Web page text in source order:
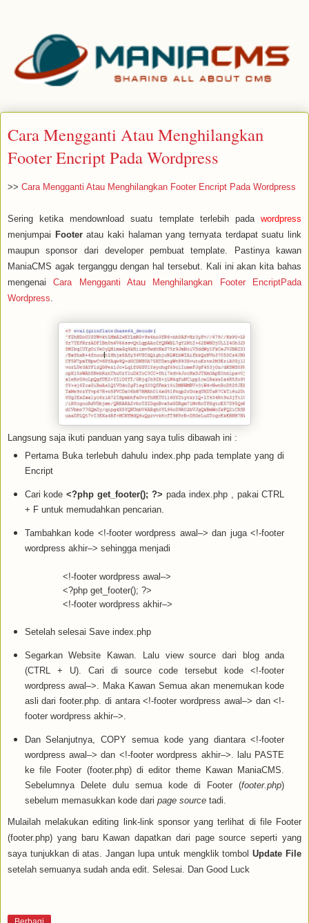
Cara Mengganti Atau Menghilangkan
Footer Encript Pada Wordpress
>> Cara Mengganti Atau Menghilangkan Footer Encript Pada Wordpress
Sering ketika mendownload suatu template terlebih pada wordpress
menjumpai Footeratau kaki halaman yang ternyata terdapat suatu link
maupun sponsor dari developer pembuat template. Pastinya kawan
ManiaCMS agak terganggu dengan hal tersebut. Kali ini akan kita bahas
mengenaiCara Mengganti Atau Menghilangkan Footer EncriptPada
Wordpress.
Langsung saja ikuti panduan yang saya tulis dibawah ini :
Pertama Buka terlebuh dahulu index.php pada template yang di
Encript
Cari kode<?php get_footer(); ?> pada index.php , pakai CTRL
+ F untuk memudahkan pencarian.
Tambahkan kode <!-footer wordpress awal–> dan juga <!-footer
wordpress akhir–> sehingga menjadi
<!-footer wordpress awal–>
<?php get_footer(); ?>
<!-footer wordpress akhir–>
Setelah selesai Save index.php
Segarkan Website Kawan. Lalu view source dari blog anda
(CTRL + U). Cari di source code tersebut kode <!-footer
wordpress awal–>. Maka Kawan Semua akan menemukan kode
asli dari footer.php. di antara <!-footer wordpress awal–> dan <!-
footer wordpress akhir–>.
Dan Selanjutnya, COPY semua kode yang diantara <!-footer
wordpress awal–> dan <!-footer wordpress akhir–>. lalu PASTE
ke file Footer (footer.php) di editor theme Kawan ManiaCMS.
Sebelumnya Delete dulu semua kode di Footer (footer.php)
sebelum memasukkan kode dari page sourcetadi.
Mulailah melakukanediting link-link sponsor yang terlihat di file Footer
(footer.php) yang baru Kawan dapatkan dari page source seperti yang
saya tunjukkan di atas. Jangan lupa untuk mengklik tombolUpdate File
setelah semuanya sudah anda edit. Selesai. Dan Good Luck